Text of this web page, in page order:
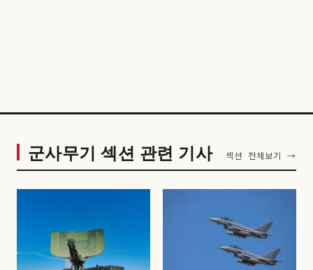
군사무기 섹션 관련 기사 섹션 전체보기 →